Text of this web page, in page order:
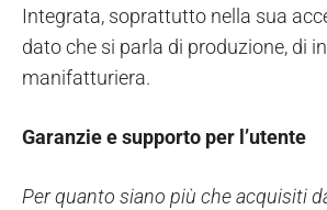
Integrata, soprattutto nella sua
dato che si parla di produzione, di
manifatturiera.
Garanzie e supporto per l’utente
Per quanto siano più che acquisiti